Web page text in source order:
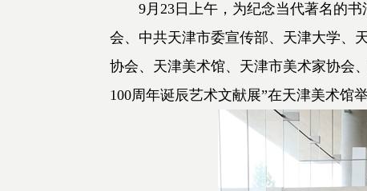
9月23日上午，为纪念当代著名的书
会、中共天津市委宣传部、天津大学、
协会、天津美术馆、天津市美术家协会
100周年诞辰艺术文献展”在天津美术馆举